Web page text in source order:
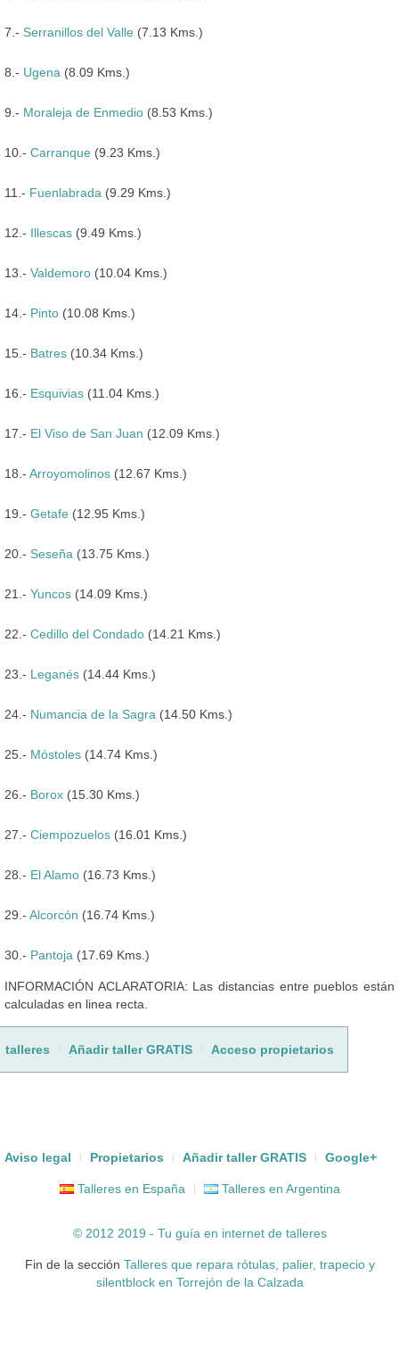
7.- Serranillos del Valle (7.13 Kms.)
8.- Ugena (8.09 Kms.)
9.- Moraleja de Enmedio (8.53 Kms.)
10.- Carranque (9.23 Kms.)
11.- Fuenlabrada (9.29 Kms.)
12.- Illescas (9.49 Kms.)
13.- Valdemoro (10.04 Kms.)
14.- Pinto (10.08 Kms.)
15.- Batres (10.34 Kms.)
16.- Esquivias (11.04 Kms.)
17.- El Viso de San Juan (12.09 Kms.)
18.- Arroyomolinos (12.67 Kms.)
19.- Getafe (12.95 Kms.)
20.- Seseña (13.75 Kms.)
21.- Yuncos (14.09 Kms.)
22.- Cedillo del Condado (14.21 Kms.)
23.- Leganés (14.44 Kms.)
24.- Numancia de la Sagra (14.50 Kms.)
25.- Móstoles (14.74 Kms.)
26.- Borox (15.30 Kms.)
27.- Ciempozuelos (16.01 Kms.)
28.- El Alamo (16.73 Kms.)
29.- Alcorcón (16.74 Kms.)
30.- Pantoja (17.69 Kms.)
INFORMACIÓN ACLARATORIA: Las distancias entre pueblos están
calculadas en linea recta.
talleres Añadir taller GRATIS Acceso propietarios
Aviso legal Propietarios Añadir taller GRATIS Google+
Talleres en España Talleres en Argentina
© 2012 2019 - Tu guía en internet de talleres
Fin de la sección Talleres que repara rótulas, palier, trapecio y
silentblock en Torrejón de la Calzada